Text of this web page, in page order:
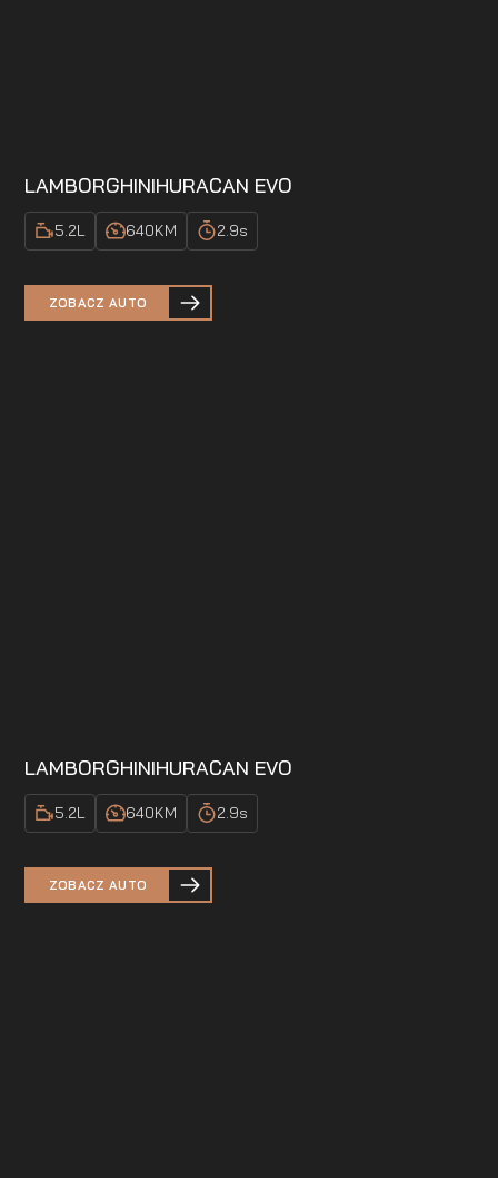
LAMBORGHINIHURACAN EVO
5.2L 640KM 2.9s
ZOBACZ AUTO
LAMBORGHINIHURACAN EVO
5.2L 640KM 2.9s
ZOBACZ AUTO